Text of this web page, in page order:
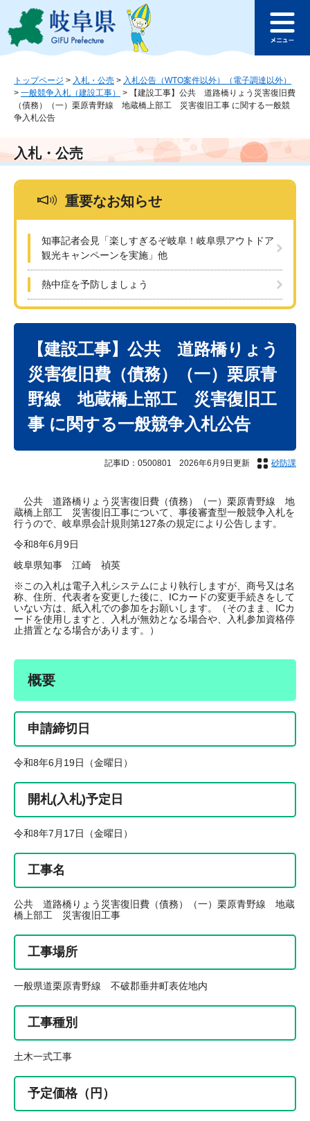
ジ
ュ
文
へ
このページの本文へ
ュ
トップページ > 入札・公売 > 入札公告（WTO案件以外）（電子調達以外）
> 一般競争入札（建設工事） >
【建設工事】公共 道路橋りょう災害復旧費
（債務）（一）栗原青野線 地蔵橋上部工 災害復旧工事 に関する一般競
争入札公告
入札・公売
重要なお知らせ
知事記者会見「楽しすぎるぞ岐阜！岐阜県アウトドア
観光キャンペーンを実施」他
熱中症を予防しましょう
【建設工事】公共 道路橋りょう
災害復旧費（債務）（一）栗原青
野線 地蔵橋上部工 災害復旧工
事 に関する一般競争入札公告
記事ID：0500801 2026年6月9日更新 砂防課
公共 道路橋りょう災害復旧費（債務）（一）栗原青野線 地
蔵橋上部工 災害復旧工事について、事後審査型一般競争入札を
行うので、岐阜県会計規則第127条の規定により公告します。
令和8年6月9日
岐阜県知事 江崎 禎英
※この入札は電子入札システムにより執行しますが、商号又は名
称、住所、代表者を変更した後に、ICカードの変更手続きをして
いない方は、紙入札での参加をお願いします。（そのまま、ICカ
ードを使用しますと、入札が無効となる場合や、入札参加資格停
止措置となる場合があります。）
概要
申請締切日
令和8年6月19日（金曜日）
開札(入札)予定日
令和8年7月17日（金曜日）
工事名
公共 道路橋りょう災害復旧費（債務）（一）栗原青野線 地蔵
橋上部工 災害復旧工事
工事場所
一般県道栗原青野線 不破郡垂井町表佐地内
工事種別
土木一式工事
予定価格（円）